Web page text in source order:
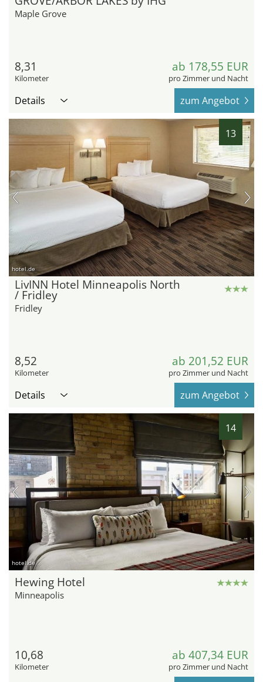
Maple Grove
8,31
Kilometer
ab 178,55 EUR
pro Zimmer und Nacht
Details zum Angebot
13
hotel.de
LivINN Hotel Minneapolis North
/ Fridley
Fridley
8,52
Kilometer
ab 201,52 EUR
pro Zimmer und Nacht
Details zum Angebot
14
hotel.de
Hewing Hotel
Minneapolis
10,68
Kilometer
ab 407,34 EUR
pro Zimmer und Nacht